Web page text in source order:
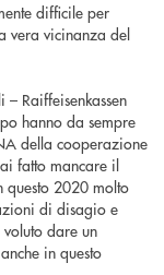
difficile per
vera vicinanza del
– Raiffeisenkassen
hanno da sempre
della cooperazione
fatto mancare il
questo 2020 molto
di disagio e
dare un
in questo